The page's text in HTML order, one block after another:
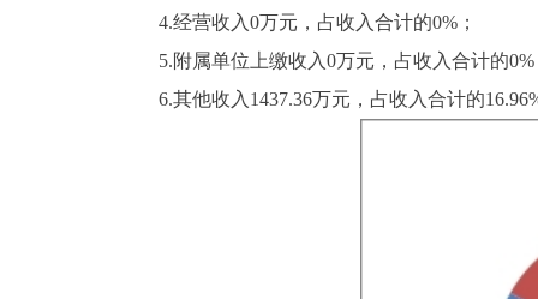
4.经营收入0万元，占收入合计的0%；
5.附属单位上缴收入0万元，占收入合计的0%
6.其他收入1437.36万元，占收入合计的